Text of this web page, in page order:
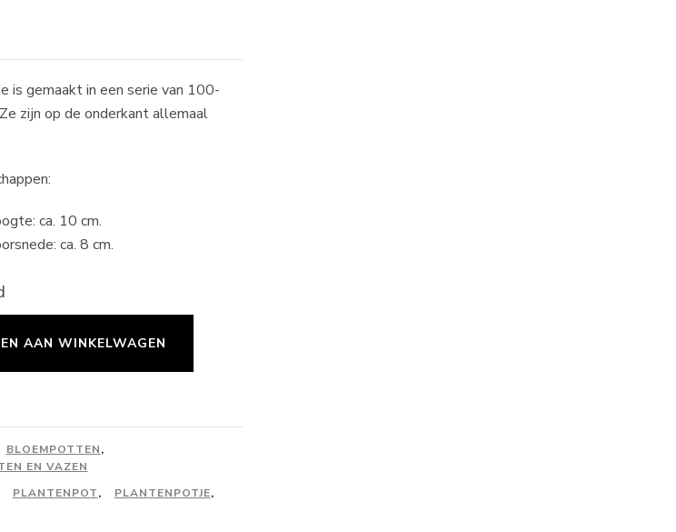
is gemaakt in een serie van 100-
zijn op de onderkant allemaal
ca. 10 cm.
ca. 8 cm.
AAN WINKELWAGEN
BLOEMPOTTEN,
EN VAZEN
PLANTENPOT, PLANTENPOTJE,